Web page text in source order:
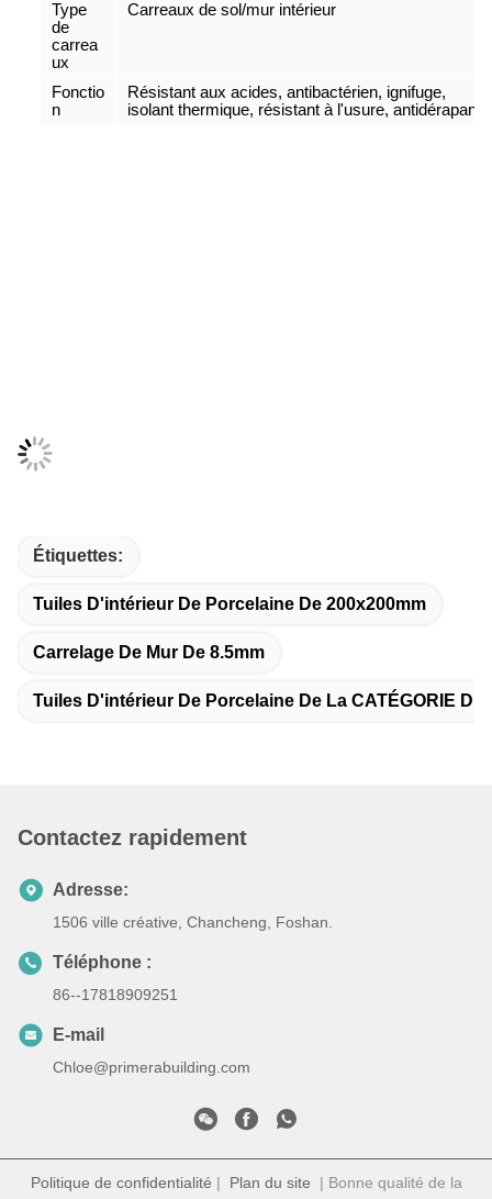
Type
de
carrea
ux
Carreaux de sol/mur intérieur
Fonctio
n
Résistant aux acides, antibactérien, ignifuge,
isolant thermique, résistant à l'usure, antidérapant
Étiquettes:
Tuiles D'intérieur De Porcelaine De 200x200mm
Carrelage De Mur De 8.5mm
Tuiles D'intérieur De Porcelaine De La CATÉGORIE
Contactez rapidement
Adresse:
1506 ville créative, Chancheng, Foshan.
Téléphone :
86--17818909251
E-mail
Chloe@primerabuilding.com
Politique de confidentialité | Plan du site | Bonne qualité de la